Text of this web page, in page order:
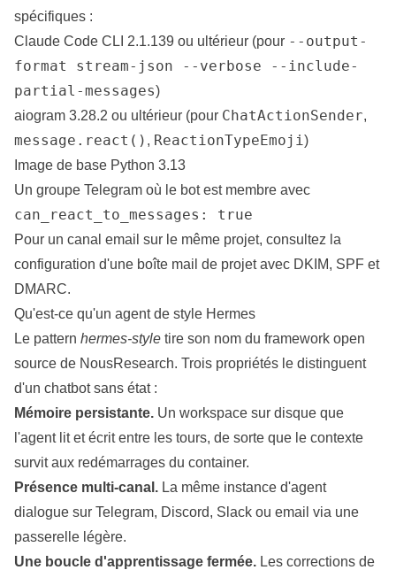
spécifiques :
Claude Code CLI 2.1.139 ou ultérieur (pour --output-
format stream-json --verbose --include-
partial-messages)
aiogram 3.28.2 ou ultérieur (pour ChatActionSender,
message.react() , ReactionTypeEmoji)
Image de base Python 3.13
Un groupe Telegram où le bot est membre avec
can_react_to_messages: true
Pour un canal email sur le même projet, consultez la
configuration d'une boîte mail de projet avec DKIM, SPF et
DMARC.
Qu'est-ce qu'un agent de style Hermes
Le pattern hermes-style tire son nom du framework open
source de NousResearch. Trois propriétés le distinguent
d'un chatbot sans état :
Mémoire persistante. Un workspace sur disque que
l'agent lit et écrit entre les tours, de sorte que le contexte
survit aux redémarrages du container.
Présence multi-canal. La même instance d'agent
dialogue sur Telegram, Discord, Slack ou email via une
passerelle légère.
Une boucle d'apprentissage fermée. Les corrections de